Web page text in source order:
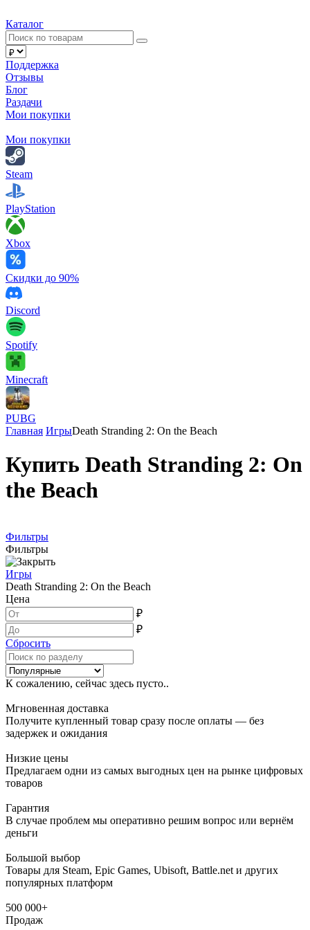
Каталог
Поддержка
Отзывы
Блог
Раздачи
Мои покупки
Мои покупки
Steam
PlayStation
Xbox
Скидки до 90%
Discord
Spotify
Minecraft
PUBG
Главная ИгрыDeath Stranding 2: On the Beach
Купить Death Stranding 2: On
the Beach
Фильтры
Фильтры
Игры
Death Stranding 2: On the Beach
Цена
₽
₽
Сбросить
К сожалению, сейчас здесь пусто..
Мгновенная доставка
Получите купленный товар сразу после оплаты — без
задержек и ожидания
Низкие цены
Предлагаем одни из самых выгодных цен на рынке цифровых
товаров
Гарантия
В случае проблем мы оперативно решим вопрос или вернём
деньги
Большой выбор
Товары для Steam, Epic Games, Ubisoft, Battle.net и других
популярных платформ
500 000+
Продаж